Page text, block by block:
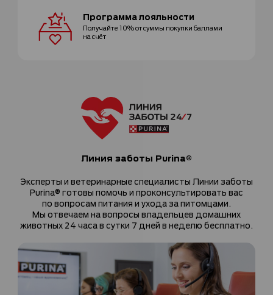
Программалояльности
Получайте 10% от суммы покупки баллами
на счёт
Линия заботы Purina®
Эксперты и ветеринарные специалисты Линии заботы
Purina® готовы помочь и проконсультировать вас
по вопросам питания и ухода за питомцами.
Мы отвечаем на вопросы владельцев домашних
животных 24 часа в сутки 7 дней в неделю бесплатно.